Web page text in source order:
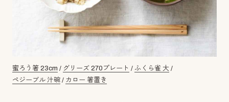
蜜ろう箸 23cm / グリーズ 270プレート / ふくら雀 大 /
ペジーブル 汁碗 / カロー 箸置き